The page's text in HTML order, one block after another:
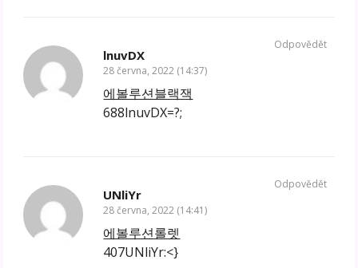
lnuvDX
28 června, 2022 (14:37)
에볼루션블랙잭
688lnuvDX=?;
Odpovědět
UNliYr
28 června, 2022 (14:41)
에볼루션롤렛
407UNliYr:<}
Odpovědět